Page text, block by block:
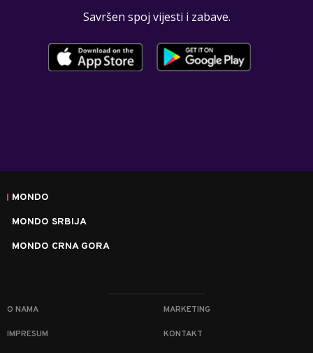
Savršen spoj vijesti i zabave.
MONDO
MONDO SRBIJA
MONDO CRNA GORA
O NAMA MARKETING
IMPRESUM KONTAKT